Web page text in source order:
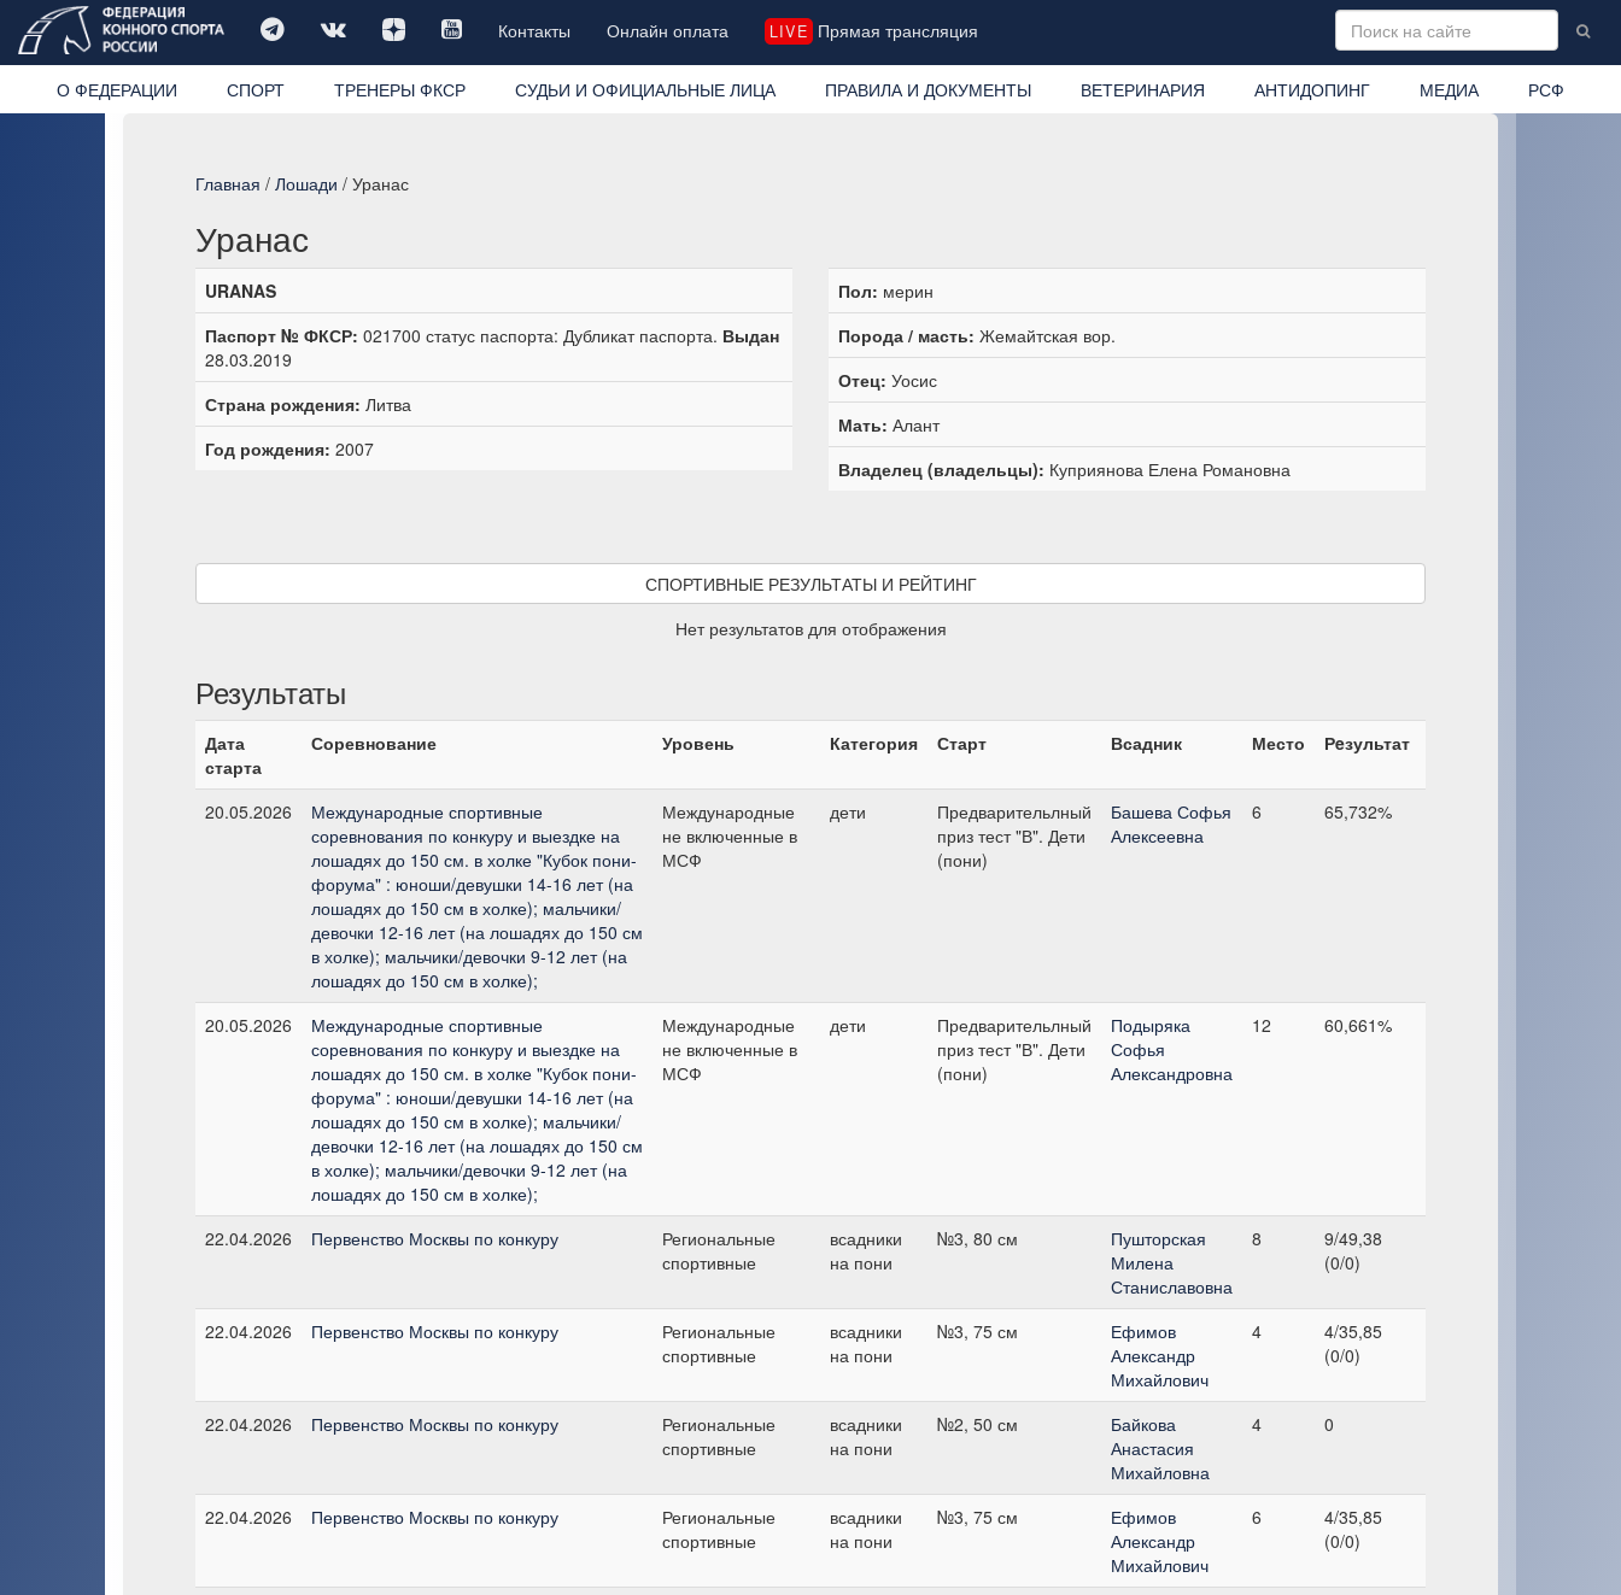
Контакты Онлайн оплата LIVE Прямая трансляция
О ФЕДЕРАЦИИ СПОРТ ТРЕНЕРЫ ФКСР СУДЬИ И ОФИЦИАЛЬНЫЕ ЛИЦА ПРАВИЛА И ДОКУМЕНТЫ ВЕТЕРИНАРИЯ АНТИДОПИНГ МЕДИА РСФ
Главная / Лошади / Уранас
Уранас
URANAS
Паспорт № ФКСР: 021700 статус паспорта: Дубликат паспорта. Выдан
28.03.2019
Страна рождения: Литва
Год рождения: 2007
Пол: мерин
Порода / масть: Жемайтская вор.
Отец: Уосис
Мать: Алант
Владелец (владельцы): Куприянова Елена Романовна
СПОРТИВНЫЕ РЕЗУЛЬТАТЫ И РЕЙТИНГ
Нет результатов для отображения
Результаты
Дата
старта
Соревнование Уровень Категория Старт Всадник Место Рeзультат
20.05.2026
Международные спортивные
соревнования по конкуру и выездке на
лошадях до 150 см. в холке "Кубок пони-
форума" : юноши/девушки 14-16 лет (на
лошадях до 150 см в холке); мальчики/
девочки 12-16 лет (на лошадях до 150 см
в холке); мальчики/девочки 9-12 лет (на
лошадях до 150 см в холке);
Международные
не включенные в
МСФ
дети
Предварительлный
приз тест "В". Дети
(пони)
Башева Софья
Алексеевна
6 65,732%
20.05.2026
Международные спортивные
соревнования по конкуру и выездке на
лошадях до 150 см. в холке "Кубок пони-
форума" : юноши/девушки 14-16 лет (на
лошадях до 150 см в холке); мальчики/
девочки 12-16 лет (на лошадях до 150 см
в холке); мальчики/девочки 9-12 лет (на
лошадях до 150 см в холке);
Международные
не включенные в
МСФ
дети
Предварительлный
приз тест "В". Дети
(пони)
Подыряка
Софья
Александровна
12 60,661%
22.04.2026 Первенство Москвы по конкуру
Региональные
спортивные
всадники
на пони
№3, 80 см
Пушторская
Милена
Станиславовна
8
9/49,38
(0/0)
22.04.2026 Первенство Москвы по конкуру
Региональные
спортивные
всадники
на пони
№3, 75 см
Ефимов
Александр
Михайлович
4
4/35,85
(0/0)
22.04.2026 Первенство Москвы по конкуру
Региональные
спортивные
всадники
на пони
№2, 50 см
Байкова
Анастасия
Михайловна
4 0
22.04.2026 Первенство Москвы по конкуру
Региональные
спортивные
всадники
на пони
№3, 75 см
Ефимов
Александр
Михайлович
6
4/35,85
(0/0)